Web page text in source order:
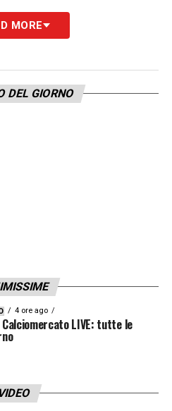
MORE
DEL GIORNO
4 ore ago
LIVE: tutte le
VIDEO